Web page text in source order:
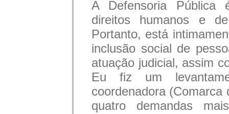
A Defensoria Pública
direitos humanos e
Portanto, está
inclusão social de
atuação judicial, assim
Eu fiz um
coordenadora
quatro demandas